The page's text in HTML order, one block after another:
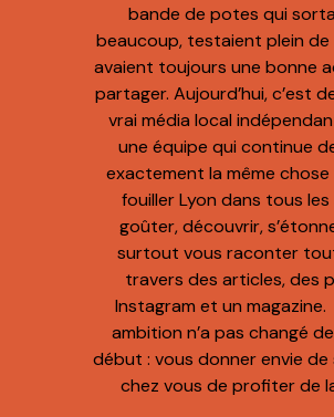
bande de potes qui
beaucoup, testaient plein
avaient toujours une bonne
partager. Aujourd’hui, c’est
vrai média local
une équipe qui continue
exactement la même chose
fouiller Lyon dans tous les
goûter, découvrir,
surtout vous raconter
travers des articles, des
Instagram et un
ambition n’a pas changé
début : vous donner envie
chez vous de profiter de